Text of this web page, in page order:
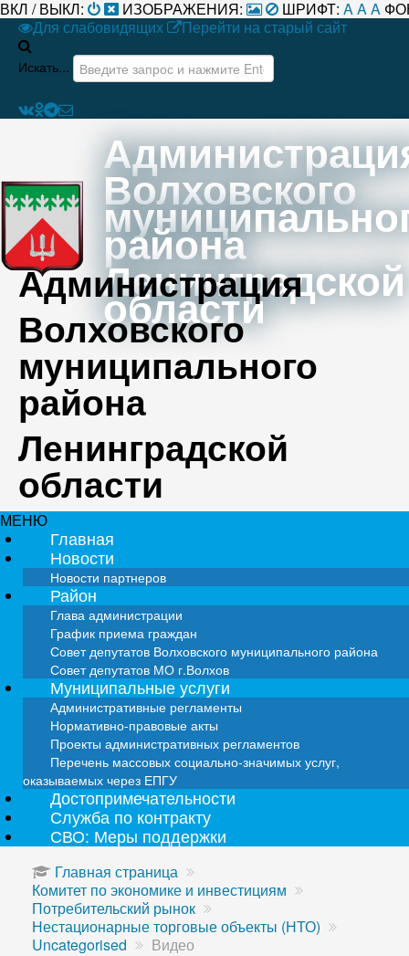
ВКЛ / ВЫКЛ: ИЗОБРАЖЕНИЯ: ШРИФТ: AAA
Для слабовидящих
Перейти на старый сайт
Искать...
Волховского
района
Ленинградской
области
Администрация
Волховского
муниципального
района
Ленинградской
области
МЕНЮ
Главная
Новости
Новости партнеров
Район
Глава администрации
График приема граждан
Совет депутатов Волховского муниципального района
Совет депутатов МО г.Волхов
Муниципальные услуги
Административные регламенты
Нормативно-правовые акты
Проекты административных регламентов
Перечень массовых социально-значимых услуг,
оказываемых через ЕПГУ
Достопримечательности
Служба по контракту
СВО: Меры поддержки
Главная страница
Комитет по экономике и инвестициям
Потребительский рынок
Нестационарные торговые объекты (НТО)
Uncategorised
Видео